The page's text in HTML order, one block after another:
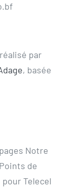
par
, basée
Notre
de
pour Telecel